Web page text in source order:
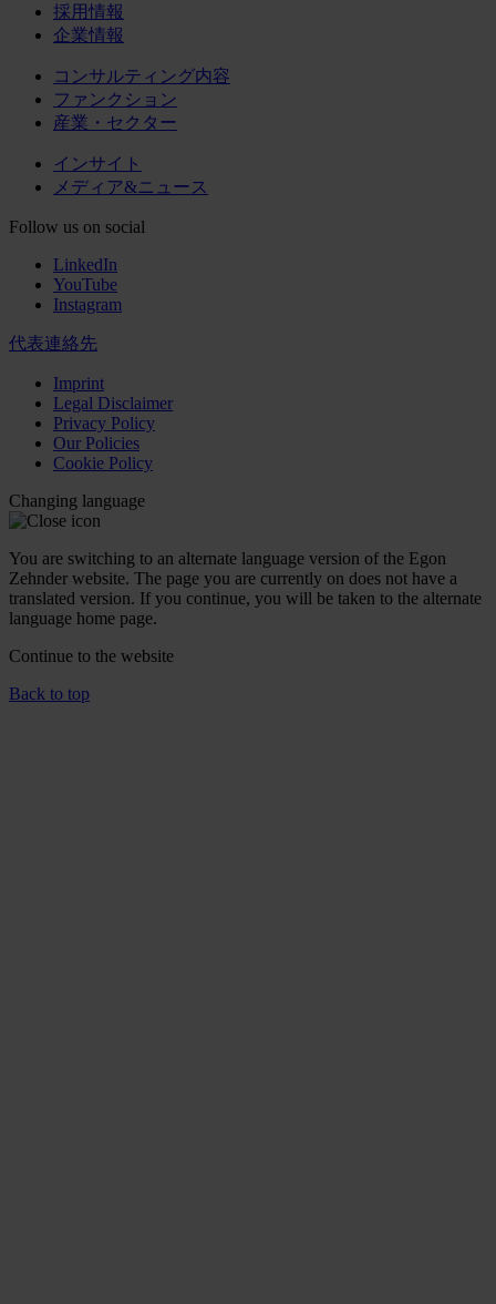
採用情報
企業情報
コンサルティング内容
ファンクション
産業・セクター
インサイト
メディア&ニュース
Follow us on social
LinkedIn
YouTube
Instagram
代表連絡先
Imprint
Legal Disclaimer
Privacy Policy
Our Policies
Cookie Policy
Changing language
You are switching to an alternate language version of the Egon
Zehnder website. The page you are currently on does not have a
translated version. If you continue, you will be taken to the alternate
language home page.
Continue to the website
Back to top